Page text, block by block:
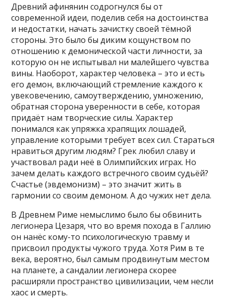
Древний афинянин содрогнулся бы от
современной идеи, поделив себя на достоинства
и недостатки, начать зачистку своей тёмной
стороны. Это было бы диким кощунством по
отношению к демонической части личности, за
которую он не испытывал ни малейшего чувства
вины. Наоборот, характер человека – это и есть
его демон, включающий стремление каждого к
увековечению, самоутверждению, умножению,
обратная сторона уверенности в себе, которая
придаёт нам творческие силы. Характер
понимался как упряжка храпящих лошадей,
управление которыми требует всех сил. Стараться
нравиться другим людям? Грек любил славу и
участвовал ради неё в Олимпийских играх. Но
зачем делать каждого встречного своим судьёй?
Счастье (эвдемонизм) – это значит жить в
гармонии со своим демоном. А до чужих нет дела.
В Древнем Риме немыслимо было бы обвинить
легионера Цезаря, что во время похода в Галлию
он нанёс кому-то психологическую травму и
присвоил продукты чужого труда. Хотя Рим в те
века, вероятно, был самым продвинутым местом
на планете, а сандалии легионера скорее
расширяли пространство цивилизации, чем несли
хаос и смерть.